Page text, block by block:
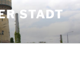
STADT